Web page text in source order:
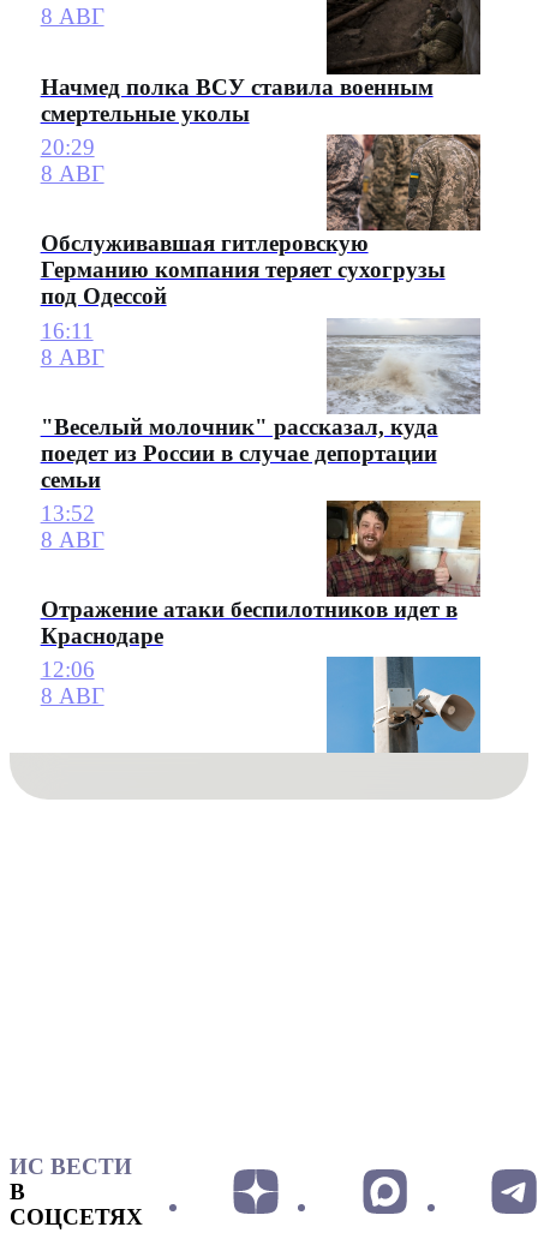
8 АВГ
Начмед полка ВСУ ставила военным
смертельные уколы
20:29
8 АВГ
Обслуживавшая гитлеровскую
Германию компания теряет сухогрузы
под Одессой
16:11
8 АВГ
"Веселый молочник" рассказал, куда
поедет из России в случае депортации
семьи
13:52
8 АВГ
Отражение атаки беспилотников идет в
Краснодаре
12:06
8 АВГ
ИС ВЕСТИ
В
СОЦСЕТЯХ